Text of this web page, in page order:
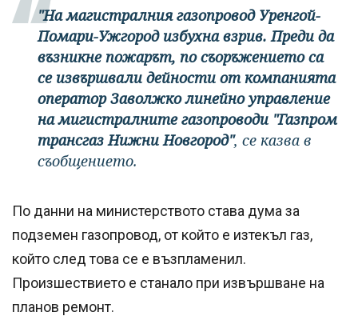
"На магистралния газопровод Уренгой-
Помари-Ужгород избухна взрив. Преди да
възникне пожарът, по съоръжението са
се извършвали дейности от компанията
оператор Заволжко линейно управление
на мигистралните газопроводи "Газпром
трансгаз Нижни Новгород", се казва в
съобщението.
По данни на министерството става дума за
подземен газопровод, от който е изтекъл газ,
който след това се е възпламенил.
Произшествието е станало при извършване на
планов ремонт.